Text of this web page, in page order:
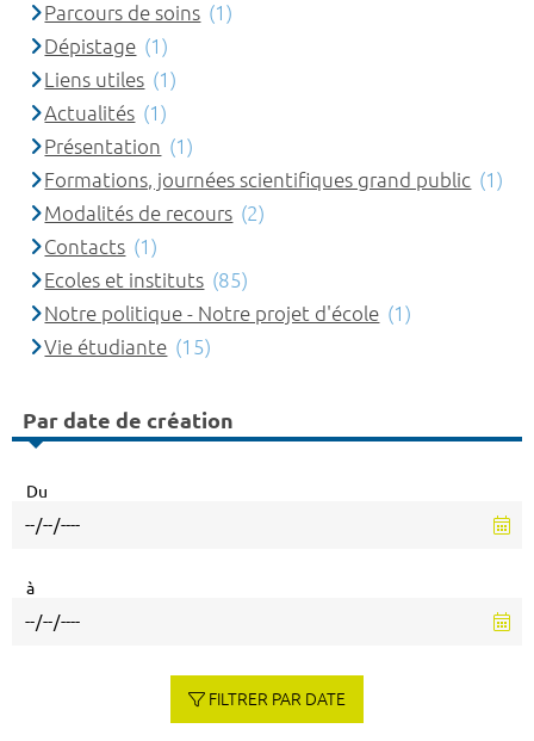
Parcours de soins (1)
Dépistage (1)
Liens utiles (1)
Actualités (1)
Présentation (1)
Formations, journées scientifiques grand public (1)
Modalités de recours (2)
Contacts (1)
Ecoles et instituts (85)
Notre politique - Notre projet d'école (1)
Vie étudiante (15)
Par date de création
Du
à
FILTRER PAR DATE